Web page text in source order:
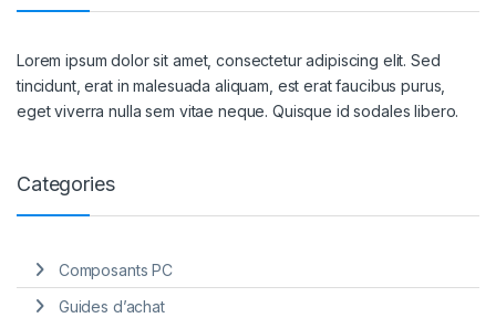
Lorem ipsum dolor sit amet, consectetur adipiscing elit. Sed
tincidunt, erat in malesuada aliquam, est erat faucibus purus,
eget viverra nulla sem vitae neque. Quisque id sodales libero.
Categories
Composants PC
Guides d’achat